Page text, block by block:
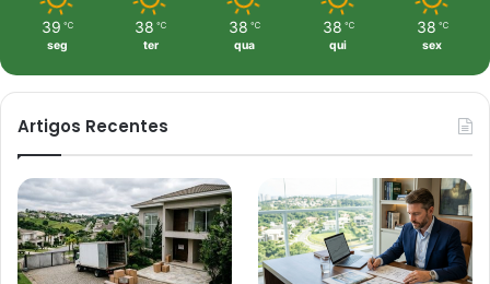
39 ℃
seg
38 ℃
ter
38 ℃
qua
38 ℃
qui
38 ℃
sex
Artigos Recentes